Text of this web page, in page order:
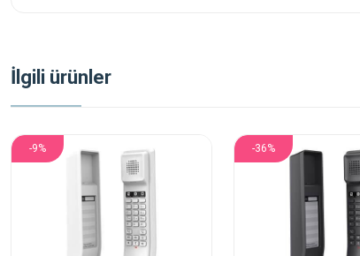
İlgili ürünler
-9% -36%